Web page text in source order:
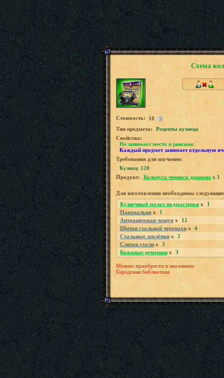
Схема
Стоимость:
10
Tип предмета:
Рецепты кузнеца
Свойства:
Не занимает место в рюкзаке
Каждый предмет занимает отдельную
Требования для изучения:
Кузнец: 120
Продукт:
Кольчуга черного дракона x 1
Для изготовления необходимы
Кузнечный молот подмастерьяx
1
Наковальняx
1
Антрацитовая чешуяx
12
Щитки стальной черепахиx
4
Стальные заклёпкиx
2
Слиток сталиx
3
Кожаные ремешкиx 3
Можно приобрести в магазинах:
Городская библиотека